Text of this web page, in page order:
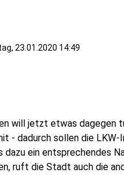
23.01.2020 14:49
will jetzt etwas dagegen
- dadurch sollen die
dazu ein entsprechendes
ruft die Stadt auch die